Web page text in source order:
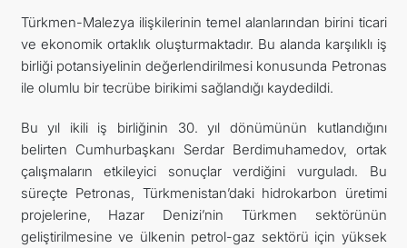
Türkmen-Malezya ilişkilerinin temel alanlarından birini ticari
ve ekonomik ortaklık oluşturmaktadır. Bu alanda karşılıklı iş
birliği potansiyelinin değerlendirilmesi konusunda Petronas
ile olumlu bir tecrübe birikimi sağlandığı kaydedildi.
Bu yıl ikili iş birliğinin 30. yıl dönümünün kutlandığını
belirten Cumhurbaşkanı Serdar Berdimuhamedov, ortak
çalışmaların etkileyici sonuçlar verdiğini vurguladı. Bu
süreçte Petronas, Türkmenistan’daki hidrokarbon üretimi
projelerine, Hazar Denizi’nin Türkmen sektörünün
geliştirilmesine ve ülkenin petrol-gaz sektörü için yüksek